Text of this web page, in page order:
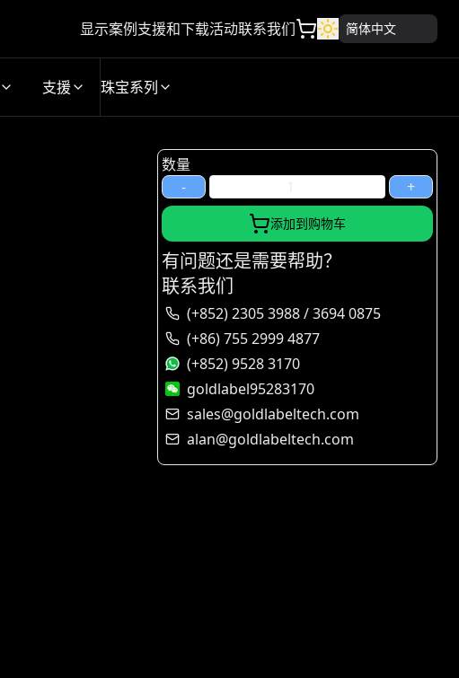
显示案例支援和下载活动联系我们 简体中文
支援 珠宝系列
数量
-
+
添加到购物车
有问题还是需要帮助？
联系我们
(+852) 2305 3988 / 3694 0875
(+86) 755 2999 4877
(+852) 9528 3170
goldlabel95283170
sales@goldlabeltech.com
alan@goldlabeltech.com